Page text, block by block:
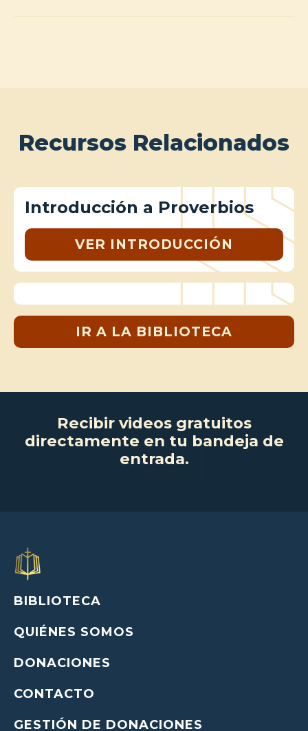
Recursos Relacionados
Introducción a Proverbios
VER INTRODUCCIÓN
IR A LA BIBLIOTECA
Recibir videos gratuitos
directamente en tu bandeja de
entrada.
BIBLIOTECA
QUIÉNES SOMOS
DONACIONES
CONTACTO
GESTIÓN DE DONACIONES